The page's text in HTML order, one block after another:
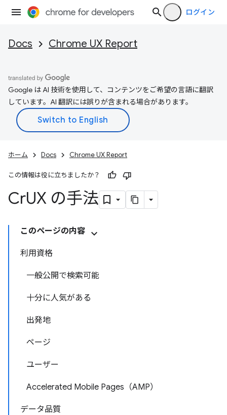
ログイン
Docs Chrome UX Report
Google は AI 技術を使用して、コンテンツをご希望の言語に翻訳
しています。AI 翻訳には誤りが含まれる場合があります。
ホーム Docs Chrome UX Report
この情報は役に立ちましたか？
CrUX の手法
このページの内容
利用資格
一般公開で検索可能
十分に人気がある
出発地
ページ
ユーザー
Accelerated Mobile Pages（AMP）
データ品質